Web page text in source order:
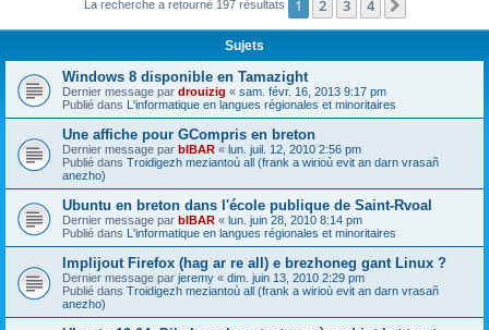
c
La recherche a retourné 197 résultats 1 2 3 4
Sujets
Windows 8 disponible en Tamazight
Dernier message par drouizig « sam. févr. 16, 2013 9:17 pm
Publié dans L'informatique en langues régionales et minoritaires
Une affiche pour GCompris en breton
Dernier message par bIBAR « lun. juil. 12, 2010 2:56 pm
Publié dans Troidigezh meziantoù all (frank a wirioù evit an darn vrasañ
anezho)
Ubuntu en breton dans l'école publique de Saint-Rvoal
Dernier message par bIBAR « lun. juin 28, 2010 8:14 pm
Publié dans L'informatique en langues régionales et minoritaires
Implijout Firefox (hag ar re all) e brezhoneg gant Linux ?
Dernier message par jeremy « dim. juin 13, 2010 2:29 pm
Publié dans Troidigezh meziantoù all (frank a wirioù evit an darn vrasañ
anezho)